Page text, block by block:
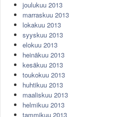
joulukuu 2013
marraskuu 2013
lokakuu 2013
syyskuu 2013
elokuu 2013
heinäkuu 2013
kesäkuu 2013
toukokuu 2013
huhtikuu 2013
maaliskuu 2013
helmikuu 2013
tammikuu 2013